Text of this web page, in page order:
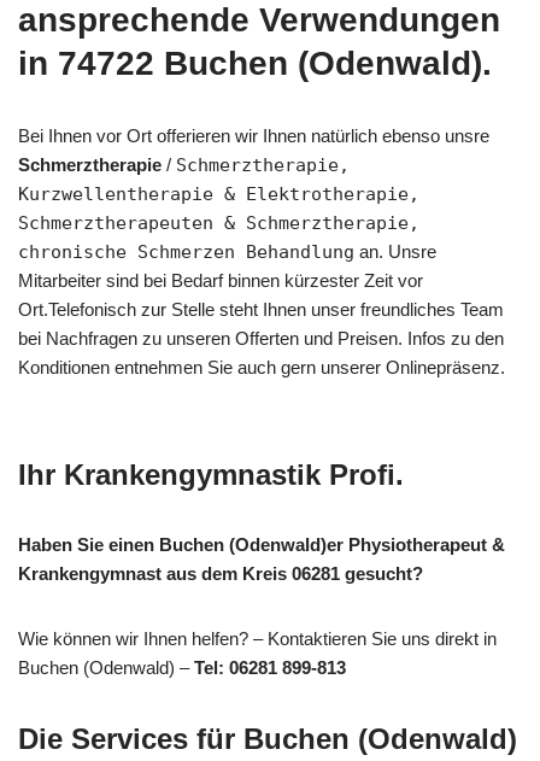
ansprechende Verwendungen
in 74722 Buchen (Odenwald).
Bei Ihnen vor Ort offerieren wir Ihnen natürlich ebenso unsre
Schmerztherapie / Schmerztherapie,
Kurzwellentherapie & Elektrotherapie,
Schmerztherapeuten & Schmerztherapie,
chronische Schmerzen Behandlung an. Unsre
Mitarbeiter sind bei Bedarf binnen kürzester Zeit vor
Ort.Telefonisch zur Stelle steht Ihnen unser freundliches Team
bei Nachfragen zu unseren Offerten und Preisen. Infos zu den
Konditionen entnehmen Sie auch gern unserer Onlinepräsenz.
Ihr Krankengymnastik Profi.
Haben Sie einen Buchen (Odenwald)er Physiotherapeut &
Krankengymnast aus dem Kreis 06281 gesucht?
Wie können wir Ihnen helfen? – Kontaktieren Sie uns direkt in
Buchen (Odenwald) –Tel: 06281 899-813
Die Services für Buchen (Odenwald)